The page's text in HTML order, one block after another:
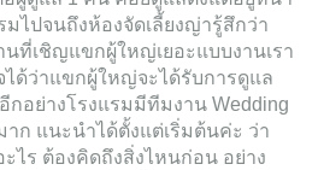
มไปจนถึงห้องจัดเลี้ยงญ่ารู้สึกว่า
นที่เชิญแขกผู้ใหญ่เยอะแบบงานเรา
ได้ว่าแขกผู้ใหญ่จะได้รับการดูแล
กอย่างโรงแรมมีทีมงาน Wedding
ก แนะนำได้ตั้งแต่เริ่มต้นค่ะ ว่า
ะไร ต้องคิดถึงสิ่งไหนก่อน อย่าง